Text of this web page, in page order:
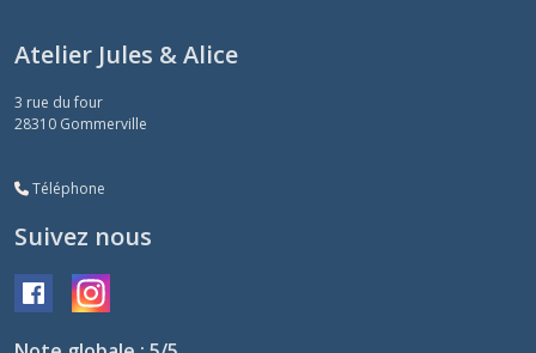
Atelier Jules & Alice
3 rue du four
28310 Gommerville
Téléphone
Suivez nous